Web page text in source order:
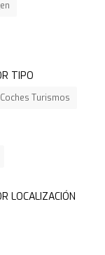
TIPO
Coches Turismos
LOCALIZACIÓN